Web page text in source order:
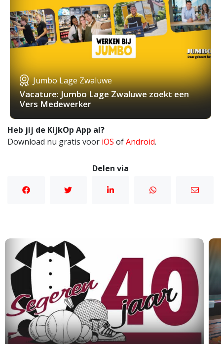
Jumbo Lage Zwaluwe
Vacature: Jumbo Lage Zwaluwe zoekt een
Vers Medewerker
Heb jij de KijkOp App al?
Download nu gratis voor iOS ofAndroid.
Delen via